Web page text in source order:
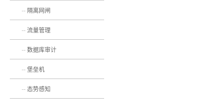
隔离网闸
流量管理
数据库审计
堡垒机
态势感知